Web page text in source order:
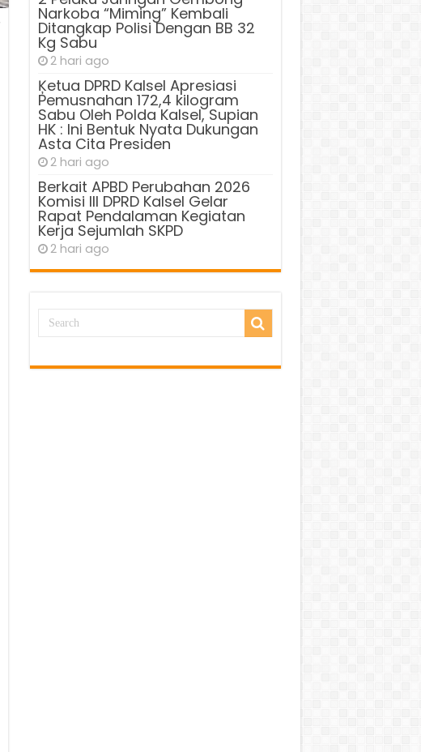
Narkoba “Miming” Kembali
Ditangkap Polisi Dengan BB 32
Kg Sabu
2 hari ago
Ķetua DPRD Kalsel Apresiasi
Pemusnahan 172,4 kilogram
Sabu Oleh Polda Kalsel, Supian
HK : Ini Bentuk Nyata Dukungan
Asta Cita Presiden
2 hari ago
Berkait APBD Perubahan 2026
Komisi III DPRD Kalsel Gelar
Rapat Pendalaman Kegiatan
Kerja Sejumlah SKPD
2 hari ago